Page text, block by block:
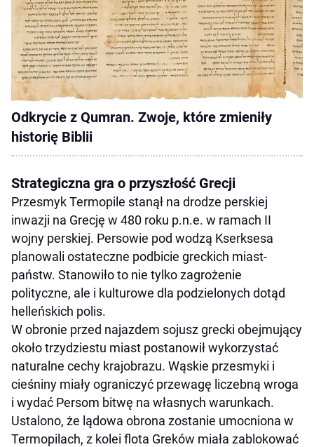
Odkrycie z Qumran. Zwoje, które zmieniły
historię Biblii
Strategiczna gra o przyszłość Grecji
Przesmyk Termopile stanął na drodze perskiej
inwazji na Grecję w 480 roku p.n.e. w ramach II
wojny perskiej. Persowie pod wodzą Kserksesa
planowali ostateczne podbicie greckich miast-
państw. Stanowiło to nie tylko zagrożenie
polityczne, ale i kulturowe dla podzielonych dotąd
helleńskich polis.
W obronie przed najazdem sojusz grecki obejmujący
około trzydziestu miast postanowił wykorzystać
naturalne cechy krajobrazu. Wąskie przesmyki i
cieśniny miały ograniczyć przewagę liczebną wroga
i wydać Persom bitwę na własnych warunkach.
Ustalono, że lądowa obrona zostanie umocniona w
Termopilach, z kolei flota Greków miała zablokować